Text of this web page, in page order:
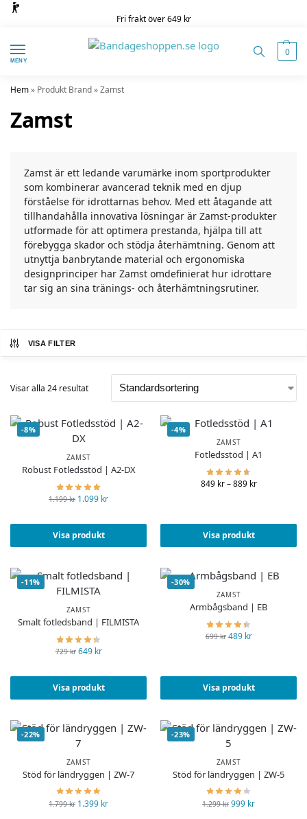
Fri frakt över 649 kr
MENY
0
Hem» Produkt Brand»Zamst
Zamst
Zamst är ett ledande varumärke inom sportprodukter
som kombinerar avancerad teknik med en djup
förståelse för idrottarnas behov. Med ett åtagande att
tillhandahålla innovativa lösningar är Zamst-produkter
utformade för att optimera prestanda, hjälpa till att
förebygga skador och stödja återhämtning. Genom att
utnyttja banbrytande material och ergonomiska
designprinciper har Zamst omdefinierat hur idrottare
tar sig an sina tränings- och återhämtningsrutiner.
VISA FILTER
Visar alla 24 resultat
-8%
ZAMST
Robust Fotledsstöd | A2-DX
1.199kr 1.099 kr
Visa produkt
-4%
ZAMST
Fotledsstöd | A1
849 kr – 889 kr
Visa produkt
-11%
ZAMST
Smalt fotledsband | FILMISTA
729kr 649 kr
Visa produkt
-30%
ZAMST
Armbågsband | EB
699kr 489 kr
Visa produkt
-22%
ZAMST
Stöd för ländryggen | ZW-7
1.799kr 1.399 kr
-23%
ZAMST
Stöd för ländryggen | ZW-5
1.299kr 999 kr